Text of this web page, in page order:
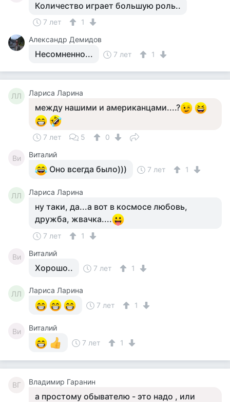
Количество играет большую роль..
7 лет
1
Александр Демидов
Несомненно... 7 лет 1
ЛЛ Лариса Ларина
между нашими и американцами....?
7 лет 5 0
Ви Виталий
Оно всегда было))) 7 лет 1
ЛЛ Лариса Ларина
ну таки, да...а вот в космосе любовь,
дружба, жвачка....
7 лет 1
Ви Виталий
Хорошо.. 7 лет 1
ЛЛ
Лариса Ларина
7 лет
1
Ви
Виталий
7 лет
1
ВГ Владимир Гаранин
а простому обывателю - это надо , или